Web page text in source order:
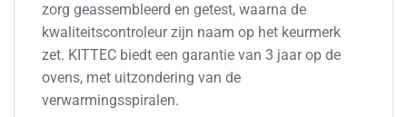
zorg geassembleerd en getest, waarna de
kwaliteitscontroleur zijn naam op het keurmerk
zet. KITTEC biedt een garantie van 3 jaar op de
ovens, met uitzondering van de
verwarmingsspiralen.